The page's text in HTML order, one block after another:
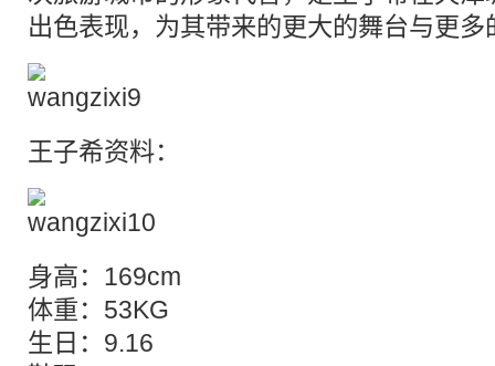
出色表现，为其带来的更大的舞台与更多
王子希资料：
身高：169cm
体重：53KG
生日：9.16